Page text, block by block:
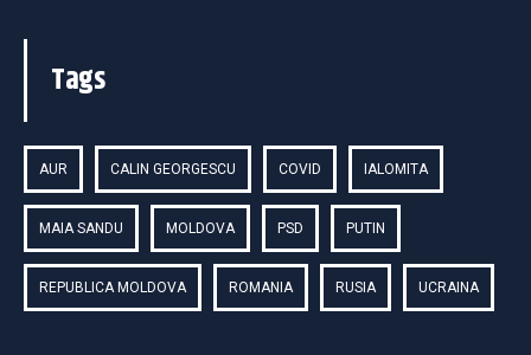
Tags
AUR CALIN GEORGESCU COVID IALOMITA
MAIA SANDU MOLDOVA PSD PUTIN
REPUBLICA MOLDOVA ROMANIA RUSIA UCRAINA